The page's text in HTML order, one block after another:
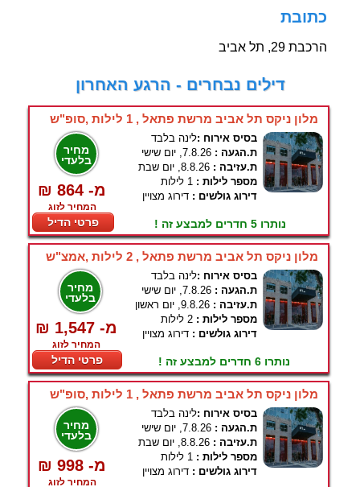
כתובת
הרכבת 29, תל אביב
דילים נבחרים - הרגע האחרון
מלון ניקס תל אביב מרשת פתאל , 1 לילות ,סופ"ש
מחיר
בלעדי
₪ 864 -מ
המחיר לזוג
פרטי הדיל
בסיס אירוח :לינה בלבד
ת.הגעה : 7.8.26, יום שישי
ת.עזיבה : 8.8.26, יום שבת
מספר לילות : 1 לילות
דירוג גולשים : דירוג מצויין
נותרו 5 חדרים למבצע זה !
מלון ניקס תל אביב מרשת פתאל , 2 לילות ,אמצ"ש
מחיר
בלעדי
₪ 1,547 -מ
המחיר לזוג
פרטי הדיל
בסיס אירוח :לינה בלבד
ת.הגעה : 7.8.26, יום שישי
ת.עזיבה : 9.8.26, יום ראשון
מספר לילות : 2 לילות
דירוג גולשים : דירוג מצויין
נותרו 6 חדרים למבצע זה !
מלון ניקס תל אביב מרשת פתאל , 1 לילות ,סופ"ש
מחיר
בלעדי
₪ 998 -מ
המחיר לזוג
בסיס אירוח :לינה בלבד
ת.הגעה : 7.8.26, יום שישי
ת.עזיבה : 8.8.26, יום שבת
מספר לילות : 1 לילות
דירוג גולשים : דירוג מצויין